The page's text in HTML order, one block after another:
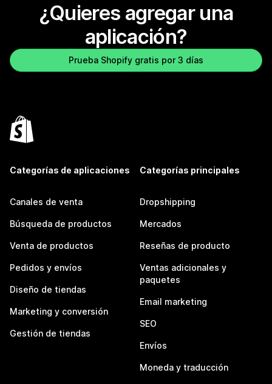
¿Quieres agregar una
aplicación?
Prueba Shopify gratis por 3 días
Categorías de aplicaciones
Canales de venta
Búsqueda de productos
Venta de productos
Pedidos y envíos
Diseño de tiendas
Marketing y conversión
Gestión de tiendas
Categorías principales
Dropshipping
Mercados
Reseñas de producto
Ventas adicionales y
paquetes
Email marketing
SEO
Envíos
Moneda y traducción